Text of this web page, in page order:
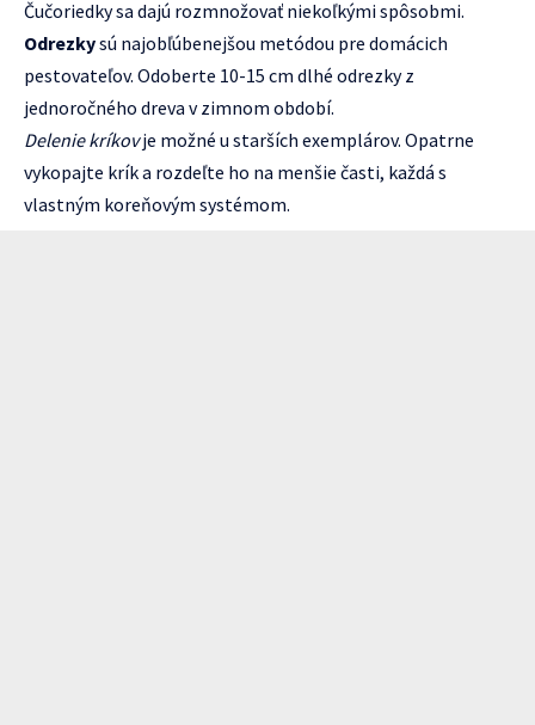
Čučoriedky sa dajú rozmnožovať niekoľkými spôsobmi.
Odrezkysú najobľúbenejšou metódou pre domácich
pestovateľov. Odoberte 10-15 cm dlhé odrezky z
jednoročného dreva v zimnom období.
Delenie kríkovje možné u starších exemplárov. Opatrne
vykopajte krík a rozdeľte ho na menšie časti, každá s
vlastným koreňovým systémom.